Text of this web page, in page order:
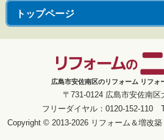
広島市安佐南区のリフォーム リフォ
〒731-0124 広島市安佐南区
フリーダイヤル：0120-152-110
Copyright © 2013-2026 リフォーム＆増改